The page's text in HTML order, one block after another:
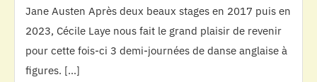
Jane Austen Après deux beaux stages en 2017 puis en
2023, Cécile Laye nous fait le grand plaisir de revenir
pour cette fois-ci 3 demi-journées de danse anglaise à
figures. […]